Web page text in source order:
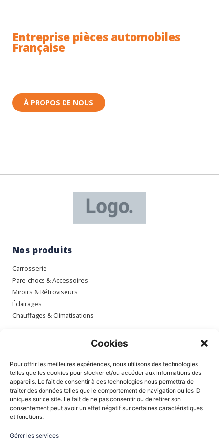
Cookies
Pour offrir les meilleures expériences, nous utilisons des technologies
telles que les cookies pour stocker et/ou accéder aux informations des
appareils. Le fait de consentir à ces technologies nous permettra de
traiter des données telles que le comportement de navigation ou les ID
uniques sur ce site. Le fait de ne pas consentir ou de retirer son
consentement peut avoir un effet négatif sur certaines caractéristiques
et fonctions.
Gérer les services
Entreprise pièces automobiles
Française
À PROPOS DE NOUS
Nos produits
Carrosserie
Pare-chocs & Accessoires
Miroirs & Rétroviseurs
Éclairages
Chauffages & Climatisations
Mon compte
Mes commandes
Mes adresses
Mon panier
Informations